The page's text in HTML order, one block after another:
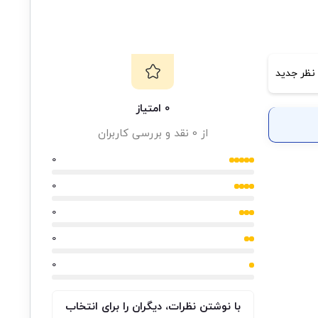
نظر جدید
0 امتیاز
از 0 نقد و بررسی کاربران
0
0
0
0
0
با نوشتن نظرات، دیگران را برای انتخاب